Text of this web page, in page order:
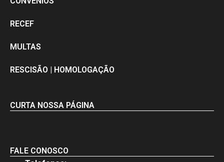
RECEF
MULTAS
RESCISÃO | HOMOLOGAÇÃO
CURTA NOSSA PÁGINA
FALE CONOSCO